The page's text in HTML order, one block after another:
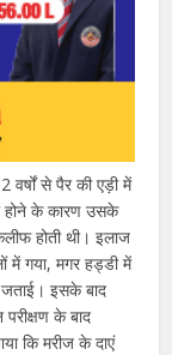
वर्षों से पैर की एड़ी में
होने के कारण उसके
होती थी। इलाज
में गया, मगर हड्डी में
इसके बाद
के बाद
कि मरीज के दाएं